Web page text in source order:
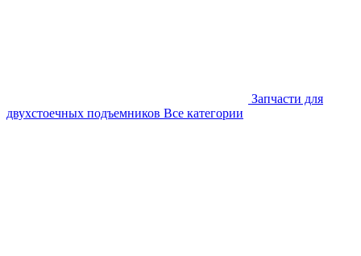
Запчасти для
двухстоечных подъемников Все категории